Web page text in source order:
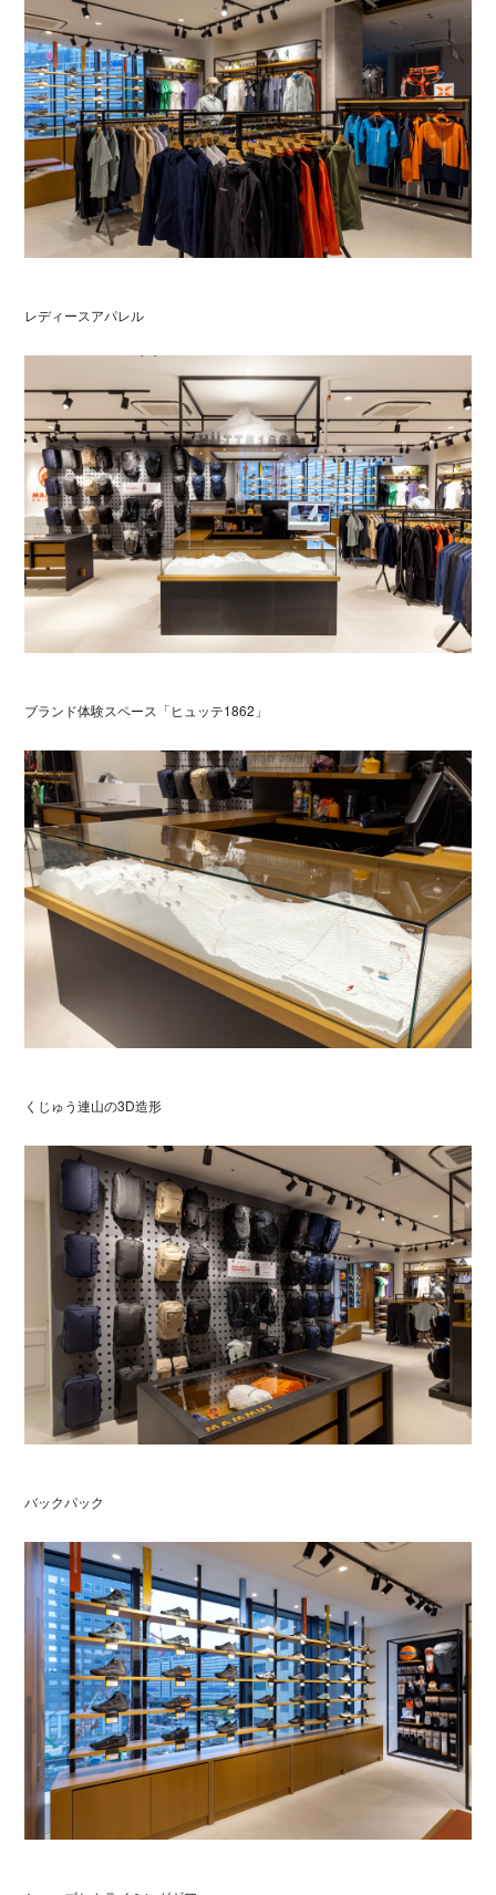
レディースアパレル
ブランド体験スペース「ヒュッテ1862」
くじゅう連山の3D造形
バックパック